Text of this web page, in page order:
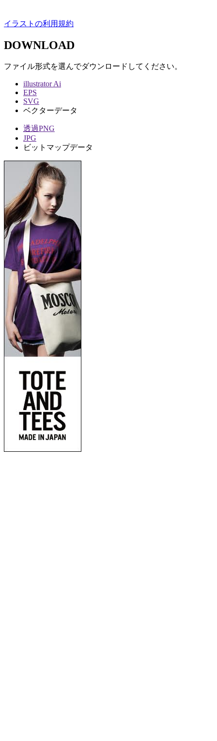
イラストの利用規約
DOWNLOAD
ファイル形式を選んでダウンロードしてください。
illustrator Ai
EPS
SVG
ベクターデータ
透過PNG
JPG
ビットマップデータ